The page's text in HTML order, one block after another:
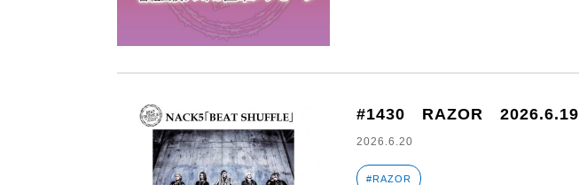
#1430 RAZOR 2026.6.19
2026.6.20
#RAZOR